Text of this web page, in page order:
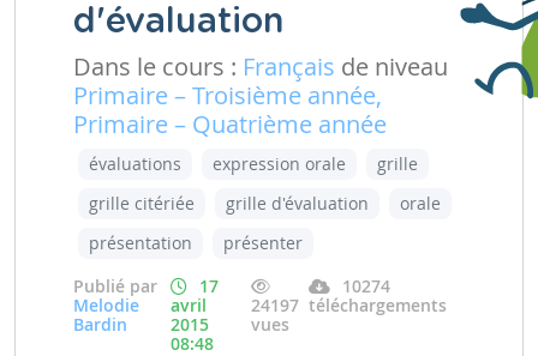
d'évaluation
Dans le cours : Français de niveau
Primaire – Troisième année,
Primaire – Quatrième année
évaluations expression orale
grille
grille citériée
grille d'évaluation
orale
présentation
présenter
Publié par
Melodie
Bardin
17
avril
2015
08:48
24197
vues
10274
téléchargements